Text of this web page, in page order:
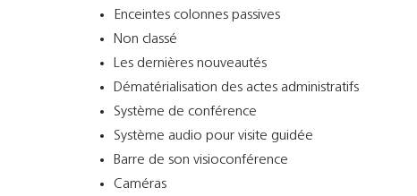
Enceintes colonnes passives
Non classé
Les dernières nouveautés
Dématérialisation des actes administratifs
Système de conférence
Système audio pour visite guidée
Barre de son visioconférence
Caméras